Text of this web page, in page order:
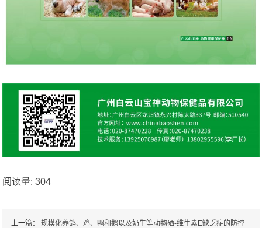
阅读量: 304
上一篇：规模化养鸽、鸡、鸭和鹅以及奶牛等动物硒-维生素E缺乏症的防控